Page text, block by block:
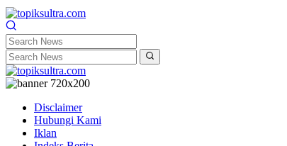
Disclaimer
Hubungi Kami
Iklan